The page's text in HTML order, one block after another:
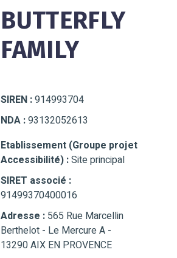
BUTTERFLY
FAMILY
SIREN :914993704
NDA :93132052613
Etablissement (Groupe projet
Accessibilité) :Site principal
SIRET associé :
91499370400016
Adresse : 565 Rue Marcellin
Berthelot - Le Mercure A -
13290 AIX EN PROVENCE